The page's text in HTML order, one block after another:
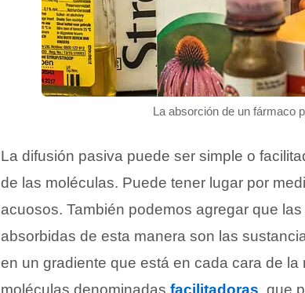
La absorción de un fármaco
La difusión pasiva puede ser simple o
de las moléculas. Puede tener lugar por
acuosos. También podemos agregar que
absorbidas de esta manera son las
en un gradiente que está en cada cara de
moléculas denominadas facilitadoras , que